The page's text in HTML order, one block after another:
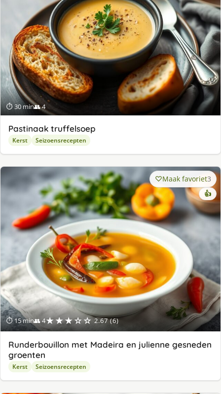
⏱ 30 min👥 4
Pastinaak truffelsoep
Kerst Seizoensrecepten
⏱ 15 min👥 4★★★☆☆ 2.67 (6)
Maak favoriet3
👍
Runderbouillon met Madeira en julienne gesneden
groenten
Kerst Seizoensrecepten